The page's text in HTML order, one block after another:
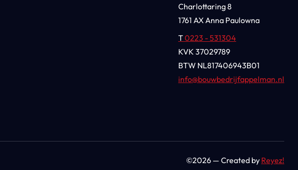
Charlottaring 8
1761 AX Anna Paulowna
T0223 - 531304
KVK 37029789
BTW NL817406943B01
info@bouwbedrijfappelman.nl
©2026 — Created by Reyez!